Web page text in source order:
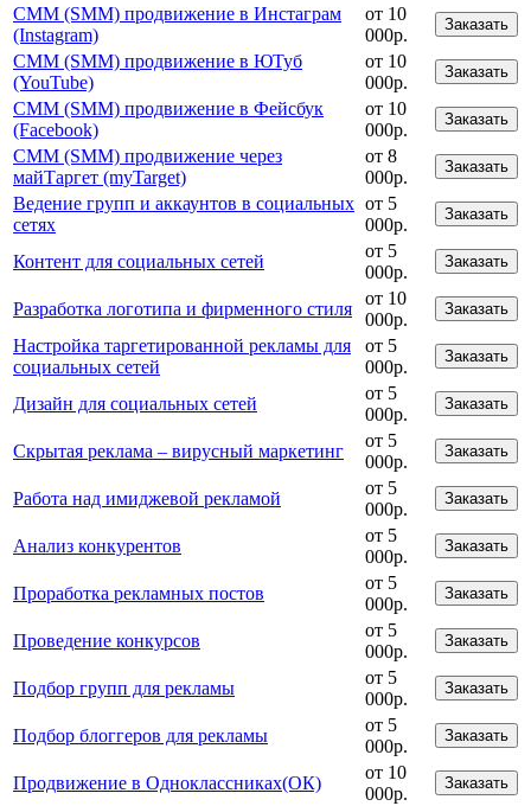
СММ (SMM) продвижение в Инстаграм
(Instagram)
от 10
000р.
Заказать
СММ (SMM) продвижение в ЮТуб
(YouTube)
от 10
000р.
Заказать
СММ (SMM) продвижение в Фейсбук
(Facebook)
от 10
000р.
Заказать
СММ (SMM) продвижение через
майТаргет (myTarget)
от 8
000р.
Заказать
Ведение групп и аккаунтов в социальных
сетях
от 5
000р.
Заказать
Контент для социальных сетей
от 5
000р.
Заказать
Разработка логотипа и фирменного стиля
от 10
000р.
Заказать
Настройка таргетированной рекламы для
социальных сетей
от 5
000р.
Заказать
Дизайн для социальных сетей
от 5
000р.
Заказать
Скрытая реклама – вирусный маркетинг
от 5
000р.
Заказать
Работа над имиджевой рекламой
от 5
000р.
Заказать
Анализ конкурентов
от 5
000р.
Заказать
Проработка рекламных постов
от 5
000р.
Заказать
Проведение конкурсов
от 5
000р.
Заказать
Подбор групп для рекламы
от 5
000р.
Заказать
Подбор блоггеров для рекламы
от 5
000р.
Заказать
Продвижение в Одноклассниках(ОК)
от 10
000р.
Заказать